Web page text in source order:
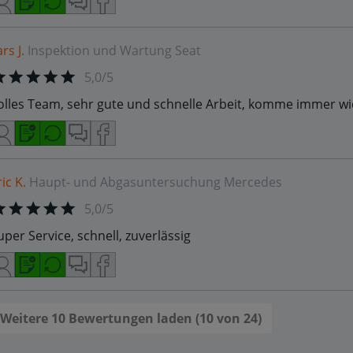
J. Inspektion und Wartung Seat
5,0/5
Team, sehr gute und schnelle Arbeit, komme immer
K. Haupt- und Abgasuntersuchung Mercedes
5,0/5
Service, schnell, zuverlässig
Weitere 10 Bewertungen laden (10 von 24)